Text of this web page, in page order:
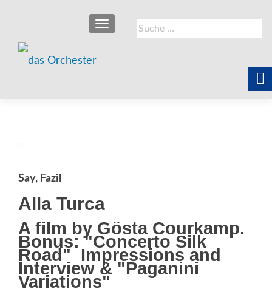
Suche
nach:
SCHALTE NAVIGATION
Say, Fazil
Alla Turca
A film by Gösta Courkamp.
Bonus: "Concerto Silk
Road"  Impressions and
Interview & "Paganini
Variations"